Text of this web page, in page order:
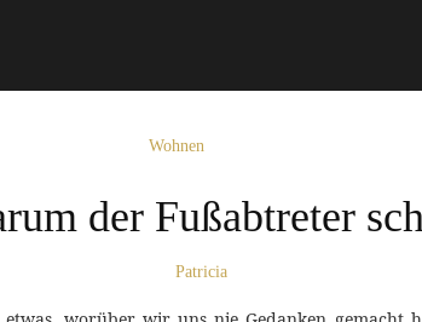
Wohnen
der Fußabtreter
Patricia